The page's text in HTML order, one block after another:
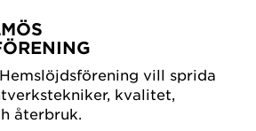
vill sprida
kvalitet,
återbruk.